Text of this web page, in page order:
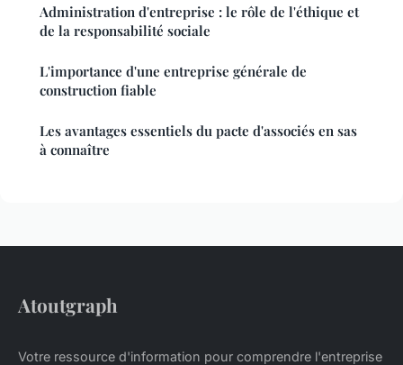
Administration d'entreprise : le rôle de l'éthique et
de la responsabilité sociale
L'importance d'une entreprise générale de
construction fiable
Les avantages essentiels du pacte d'associés en sas
à connaître
Atoutgraph
Votre ressource d'information pour comprendre l'entreprise